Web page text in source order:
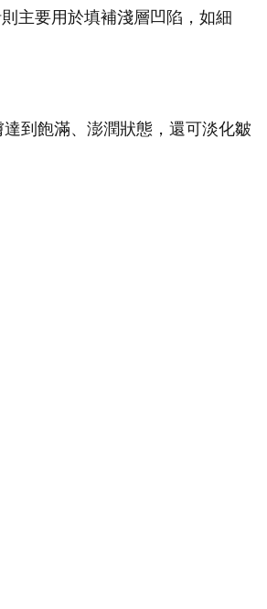
主要用於填補淺層凹陷，如細
到飽滿、澎潤狀態，還可淡化皺